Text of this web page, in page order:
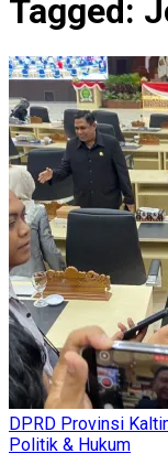
Tagged:
DPRD Provinsi
Politik & Hukum